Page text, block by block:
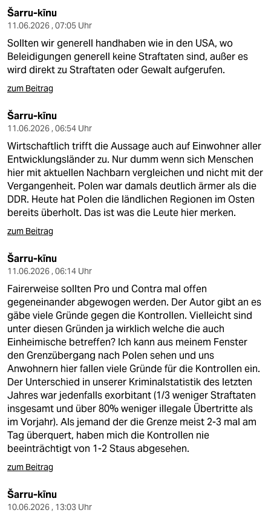
Šarru-kīnu
11.06.2026 , 07:05 Uhr
Sollten wir generell handhaben wie in den USA, wo
Beleidigungen generell keine Straftaten sind, außer es
wird direkt zu Straftaten oder Gewalt aufgerufen.
zum Beitrag
Šarru-kīnu
11.06.2026 , 06:54 Uhr
Wirtschaftlich trifft die Aussage auch auf Einwohner aller
Entwicklungsländer zu. Nur dumm wenn sich Menschen
hier mit aktuellen Nachbarn vergleichen und nicht mit der
Vergangenheit. Polen war damals deutlich ärmer als die
DDR. Heute hat Polen die ländlichen Regionen im Osten
bereits überholt. Das ist was die Leute hier merken.
zum Beitrag
Šarru-kīnu
11.06.2026 , 06:14 Uhr
Fairerweise sollten Pro und Contra mal offen
gegeneinander abgewogen werden. Der Autor gibt an es
gäbe viele Gründe gegen die Kontrollen. Vielleicht sind
unter diesen Gründen ja wirklich welche die auch
Einheimische betreffen? Ich kann aus meinem Fenster
den Grenzübergang nach Polen sehen und uns
Anwohnern hier fallen viele Gründe für die Kontrollen ein.
Der Unterschied in unserer Kriminalstatistik des letzten
Jahres war jedenfalls exorbitant (1/3 weniger Straftaten
insgesamt und über 80% weniger illegale Übertritte als
im Vorjahr). Als jemand der die Grenze meist 2-3 mal am
Tag überquert, haben mich die Kontrollen nie
beeinträchtigt von 1-2 Staus abgesehen.
zum Beitrag
Šarru-kīnu
10.06.2026 , 13:03 Uhr